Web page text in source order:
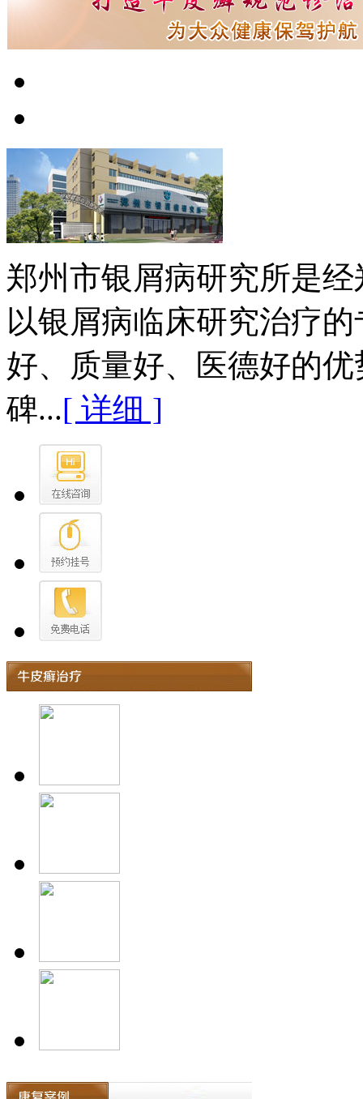
郑州市银屑病研究所是
以银屑病临床研究治疗
好、质量好、医德好的
碑...[ 详细 ]